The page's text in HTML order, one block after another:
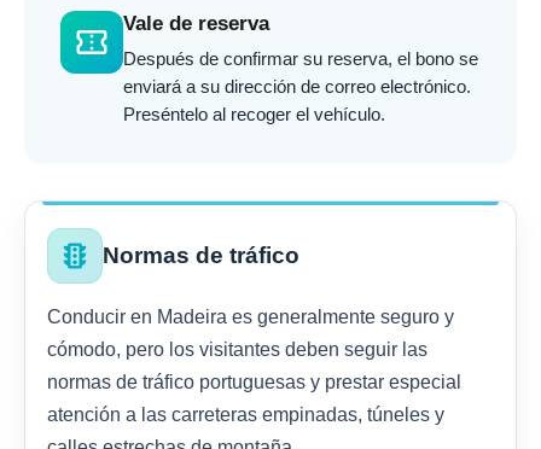
confirmation_number
Vale de reserva
Después de confirmar su reserva, el bono se
enviará a su dirección de correo electrónico.
Preséntelo al recoger el vehículo.
traffic Normas de tráfico
Conducir en Madeira es generalmente seguro y
cómodo, pero los visitantes deben seguir las
normas de tráfico portuguesas y prestar especial
atención a las carreteras empinadas, túneles y